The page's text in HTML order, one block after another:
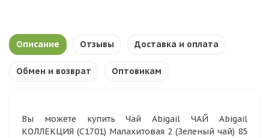
Описание Отзывы Доставка и оплата
Обмен и возврат Оптовикам
Вы можете купить Чай Abigail ЧАЙ Abigail
КОЛЛЕКЦИЯ (С1701) Малахитовая 2 (Зеленый чай) 85